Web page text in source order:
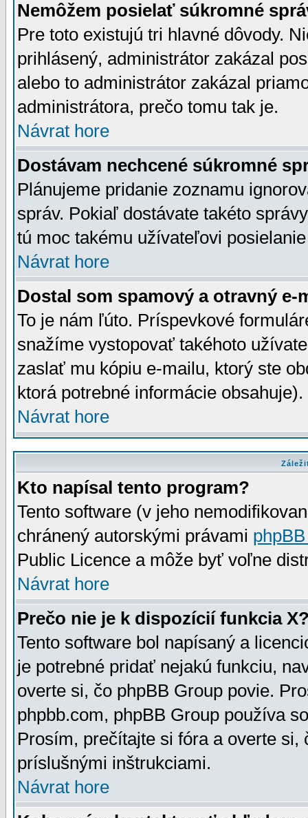
Nemôžem posielať súkromné
Pre toto existujú tri hlavné dôvody.
prihlásený, administrátor zakázal
alebo to administrátor zakázal
administrátora, prečo tomu tak je.
Návrat hore
Dostávam nechcené súkromné
Plánujeme pridanie zoznamu
správ. Pokiaľ dostávate takéto
tú moc takému užívateľovi
Návrat hore
Dostal som spamový a otravný e-
To je nám ľúto. Príspevkové
snažíme vystopovať takéhoto
zaslať mu kópiu e-mailu, ktorý ste
ktorá potrebné informácie
Návrat hore
Kto napísal tento program?
Tento software (v jeho
chránený autorskými právami
Public Licence a môže byť voľne
Návrat hore
Prečo nie je k dispozícií funkcia
Tento software bol napísaný a
je potrebné pridať nejakú funkciu,
overte si, čo phpBB Group povie.
phpbb.com, phpBB Group používa
Prosím, prečítajte si fóra a overte
príslušnými inštrukciami.
Návrat hore